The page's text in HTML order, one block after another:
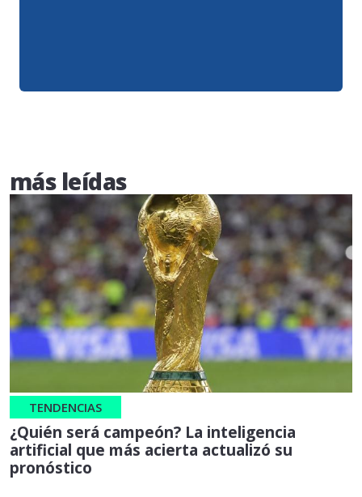
más leídas
TENDENCIAS
¿Quién será campeón? La inteligencia
artificial que más acierta actualizó su
pronóstico